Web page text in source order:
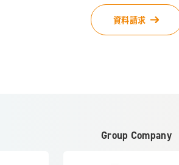
資料請求
Group Company